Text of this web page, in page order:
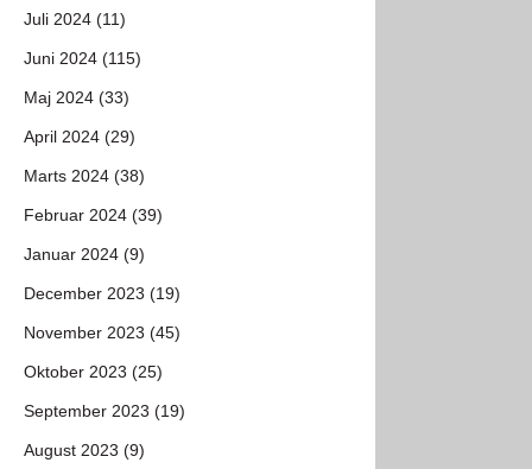
Juli 2024 (11)
Juni 2024 (115)
Maj 2024 (33)
April 2024 (29)
Marts 2024 (38)
Februar 2024 (39)
Januar 2024 (9)
December 2023 (19)
November 2023 (45)
Oktober 2023 (25)
September 2023 (19)
August 2023 (9)